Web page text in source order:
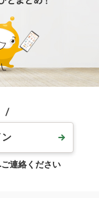
ン
連絡ください